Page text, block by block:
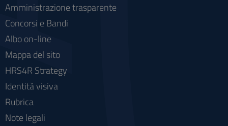
Amministrazione trasparente
Concorsi e Bandi
Albo on-line
Mappa del sito
HRS4R Strategy
Identità visiva
Rubrica
Note legali